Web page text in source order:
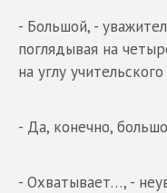
- Большой, -
поглядывая на
на углу учительского
- Да, конечно,
- Охватывает…, -